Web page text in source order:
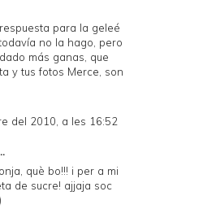
para la geleé
no la hago, pero
más ganas, que
y tus fotos Merce, son
del 2010, a les 16:52
què bo!!! i per a mi
de sucre! ajjaja soc